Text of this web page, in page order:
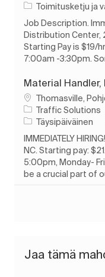
Luokka
Toimitusketju ja
Job Description.
Distribution Center,
Starting Pay is $19/
7:00am -3:30pm.
Material Handler,
PaikkaThomasville,
Traffic Solutions
Työn tyyppi
Täysipäiväinen
IMMEDIATELY
NC. Starting pay:
5:00pm, Monday-
be a crucial part of
Jaa tämä